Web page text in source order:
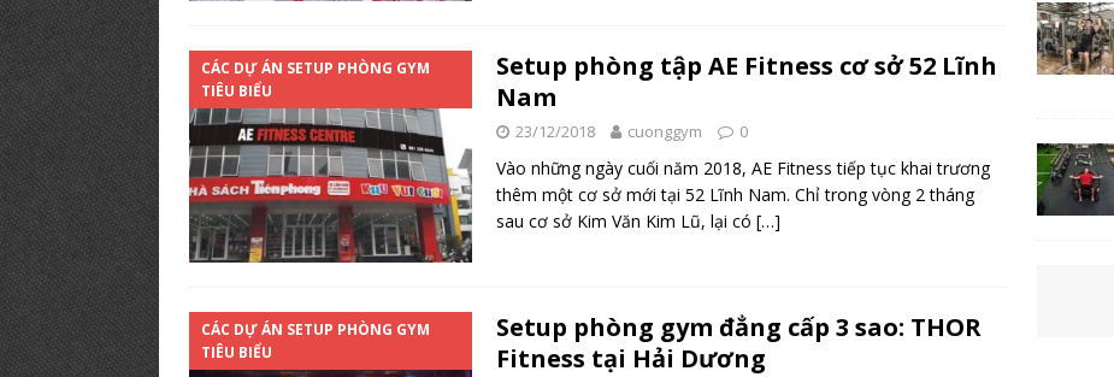
CÁC DỰ ÁN SETUP PHÒNG GYM
TIÊU BIỂU
Setup phòng tập AE Fitness cơ sở 52 Lĩnh
Nam
23/12/2018 cuonggym 0
Vào những ngày cuối năm 2018, AE Fitness tiếp tục khai trương
thêm một cơ sở mới tại 52 Lĩnh Nam. Chỉ trong vòng 2 tháng
sau cơ sở Kim Văn Kim Lũ, lại có […]
CÁC DỰ ÁN SETUP PHÒNG GYM
TIÊU BIỂU
Setup phòng gym đẳng cấp 3 sao: THOR
Fitness tại Hải Dương